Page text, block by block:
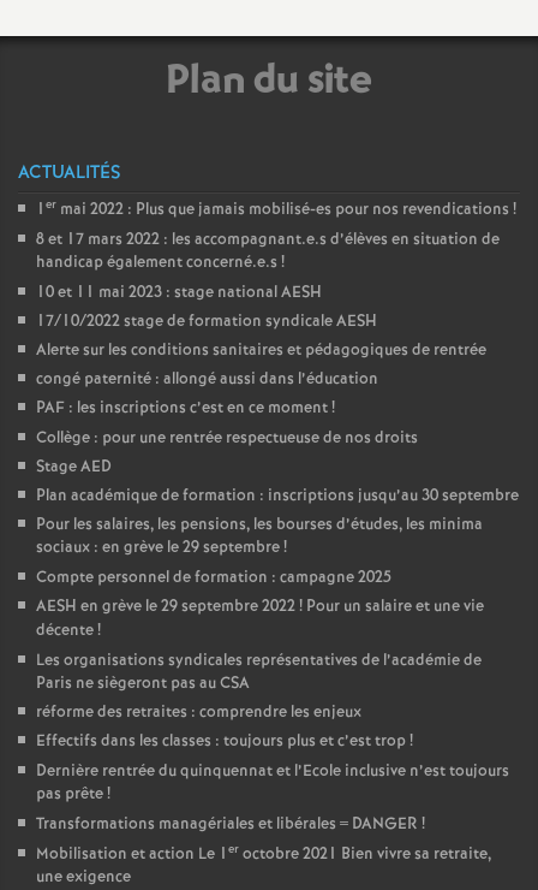
Plan du site
ACTUALITÉS
1 er mai 2022 : Plus que jamais mobilisé-es pour nos revendications !
8 et 17 mars 2022 : les accompagnant.e.s d’élèves en situation de
handicap également concerné.e.s !
10 et 11 mai 2023 : stage national AESH
17/10/2022 stage de formation syndicale AESH
Alerte sur les conditions sanitaires et pédagogiques de rentrée
congé paternité : allongé aussi dans l’éducation
PAF : les inscriptions c’est en ce moment!
Collège : pour une rentrée respectueuse de nos droits
Stage AED
Plan académique de formation : inscriptions jusqu’au 30 septembre
Pour les salaires, les pensions, les bourses d’études, les minima
sociaux : en grève le 29 septembre!
Compte personnel de formation : campagne 2025
AESH en grève le 29 septembre 2022! Pour un salaire et une vie
décente!
Les organisations syndicales représentatives de l’académie de
Paris ne siègeront pas au CSA
réforme des retraites : comprendre les enjeux
Effectifs dans les classes : toujours plus et c’est trop!
Dernière rentrée du quinquennat et l’Ecole inclusive n’est toujours
pas prête!
Transformations managériales et libérales = DANGER !
Mobilisation et action Le 1 er octobre 2021 Bien vivre sa retraite,
une exigence